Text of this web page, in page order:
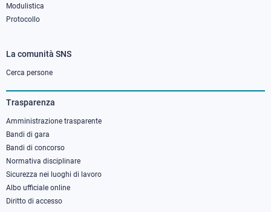
Modulistica
Protocollo
Footer
column
3
La comunità SNS
Cerca persone
Trasparenza
Amministrazione trasparente
Bandi di gara
Bandi di concorso
Normativa disciplinare
Sicurezza nei luoghi di lavoro
Albo ufficiale online
Diritto di accesso